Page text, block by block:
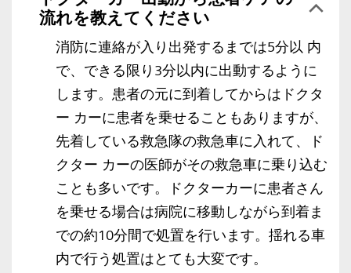
流れを教えてください
消防に連絡が入り出発するまでは5分以 内
で、できる限り3分以内に出動するように
します。患者の元に到着してからはドクタ
ー カーに患者を乗せることもありますが、
先着している救急隊の救急車に入れて、ド
クター カーの医師がその救急車に乗り込む
ことも多いです。ドクターカーに患者さん
を乗せる場合は病院に移動しながら到着ま
での約10分間で処置を行います。揺れる車
内で行う処置はとても大変です。